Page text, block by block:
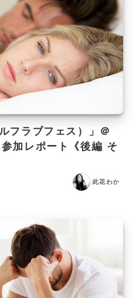
フラブフェス）」＠
加レポート《後編 そ
此花わか